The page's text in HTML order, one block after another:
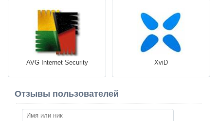
AVG Internet Security XviD
Отзывы пользователей